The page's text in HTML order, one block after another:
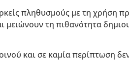
πληθυσμούς με τη χρήση
τη πιθανότητα
και σε καμία περίπτωση